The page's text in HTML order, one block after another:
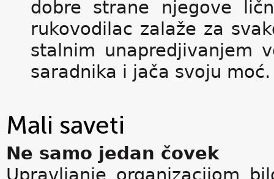
dobre strane njegove
rukovodilac zalaže za
stalnim unapredjivanjem
saradnika i jača svoju moć.
Mali saveti
Ne samo jedan čovek
Upravljanje organizacijom